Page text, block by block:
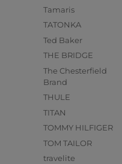
Tamaris
TATONKA
Ted Baker
THE BRIDGE
The Chesterfield
Brand
THULE
TITAN
TOMMY HILFIGER
TOM TAILOR
travelite